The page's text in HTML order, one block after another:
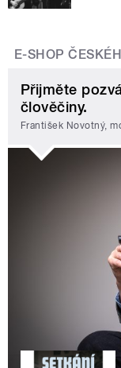
E-SHOP
Přijměte
člověčiny.
František Novotný,